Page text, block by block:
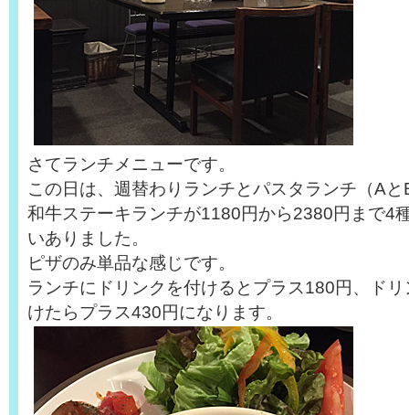
さてランチメニューです。
この日は、週替わりランチとパスタランチ（A
和牛ステーキランチが1180円から2380円まで4
いありました。
ピザのみ単品な感じです。
ランチにドリンクを付けるとプラス180円、ド
けたらプラス430円になります。